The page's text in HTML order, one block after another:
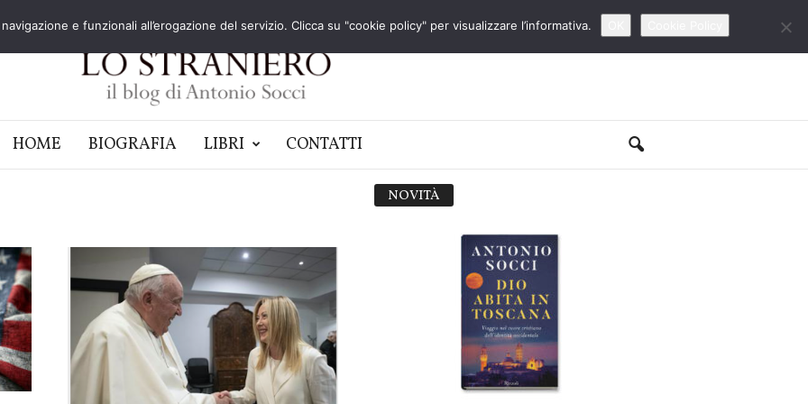
HOME BIOGRAFIA LIBRI CONTATTI
NOVITÀ
e funzionali all’erogazione del servizio. Clicca su "cookie policy" per visualizzare l’informativa.